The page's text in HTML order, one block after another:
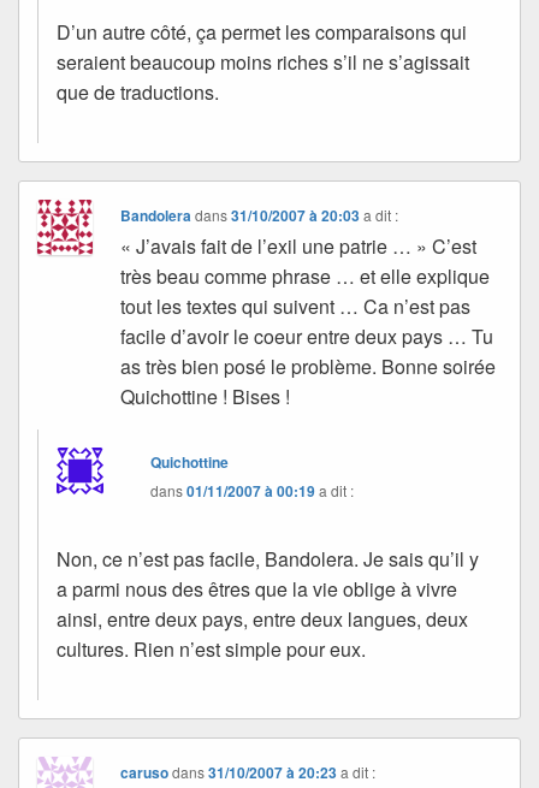
D’un autre côté, ça permet les comparaisons qui
seraient beaucoup moins riches s’il ne s’agissait
que de traductions.
Bandoleradans31/10/2007 à 20:03 a dit :
« J’avais fait de l’exil une patrie … » C’est
très beau comme phrase … et elle explique
tout les textes qui suivent … Ca n’est pas
facile d’avoir le coeur entre deux pays … Tu
as très bien posé le problème. Bonne soirée
Quichottine ! Bises !
Quichottine
dans01/11/2007 à 00:19a dit :
Non, ce n’est pas facile, Bandolera. Je sais qu’il y
a parmi nous des êtres que la vie oblige à vivre
ainsi, entre deux pays, entre deux langues, deux
cultures. Rien n’est simple pour eux.
carusodans31/10/2007 à 20:23 a dit :